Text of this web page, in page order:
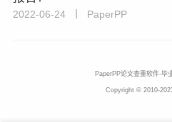
2022-06-24 丨 PaperPP
PaperPP论文查重软件-毕
Copyright © 2010-